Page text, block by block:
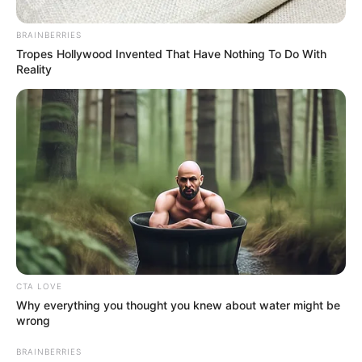
días han recaído sobre funcionarios públicos del
BRAINBERRIES
Tropes Hollywood Invented That Have Nothing To Do With
Reality
CTA LOVE
Why everything you thought you knew about water might be
wrong
BRAINBERRIES